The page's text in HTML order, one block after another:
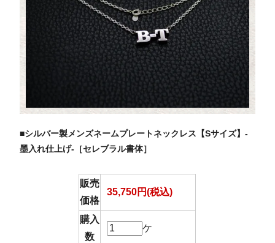
■シルバー製メンズネームプレートネックレス【Sサイズ】-
墨入れ仕上げ-［セレブラル書体］
販売
価格
35,750円(税込)
購入
数
ケ